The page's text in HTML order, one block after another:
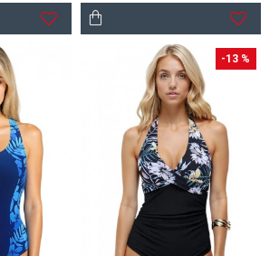
το beach look σου με βάση τις
-13 %